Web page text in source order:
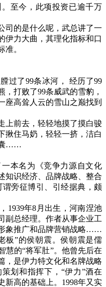
至今，此项投资已逾千万
的是什么呢，武总讲了一
伊力大曲，其理化指标和口
准。
了99条冰河， 经历了99
打败了99条威武的雪豹，
座高耸人云的雪山之巅找到
前去，轻轻地摸了摸白骏
揪住马奶，轻轻一挤，洁白
囊……
本名为《竞争力源自文化
知识经济、品牌战略、整合
旁征博引、引经据典，颇
年8月出生，河南涅池
副总经理。作者从事企业工
象推广和品牌营销战略……
板”的侯朝震。侯朝震是儒
慧的“将军肚”。他曾先后在
，是伊力特文化和名牌战略
划和指挥下，“伊力”酒在
新高的基础上。1998年又实